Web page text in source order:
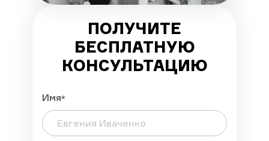
ПОЛУЧИТЕ
БЕСПЛАТНУЮ
КОНСУЛЬТАЦИЮ
Имя